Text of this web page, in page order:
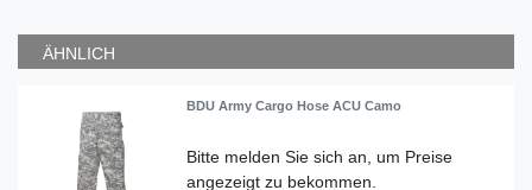
ÄHNLICH
BDU Army Cargo Hose ACU Camo